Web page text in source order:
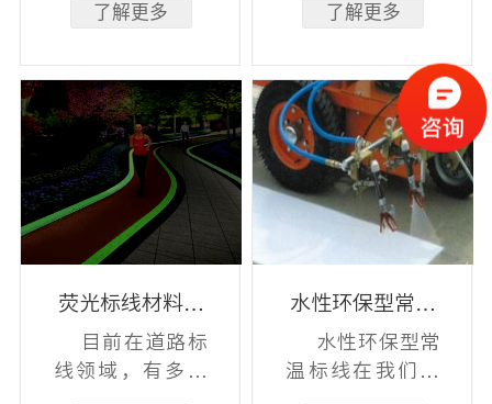
荧光标线材料加
了解更多
荧光标线材料生
了解更多
荧光标线材料介
目前在道路标
线领域，有多种
水性环保型常温
水性环保型常
温标线在我们国